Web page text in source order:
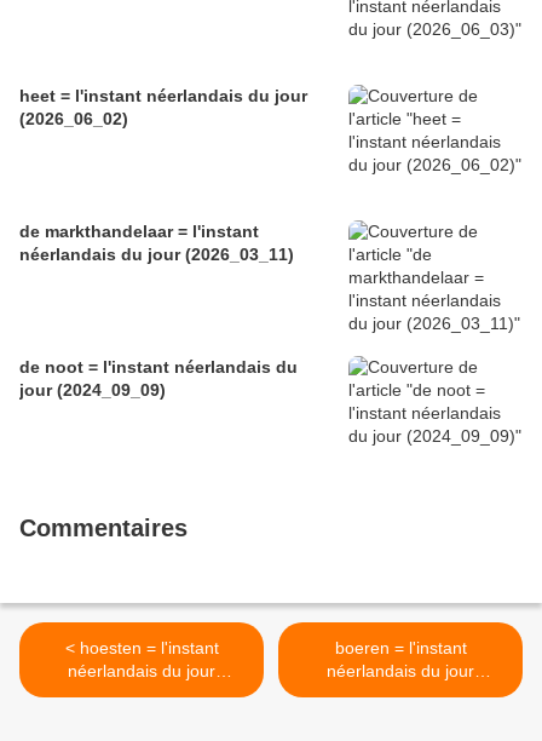
heet = l'instant néerlandais du jour
(2026_06_02)
de markthandelaar = l'instant
néerlandais du jour (2026_03_11)
de noot = l'instant néerlandais du
jour (2024_09_09)
Commentaires
< hoesten = l'instant
néerlandais du jour
(2023_01_16)
boeren = l'instant
néerlandais du jour
(2023_01_18) >